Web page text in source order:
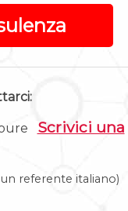
Scrivici una
referente italiano)